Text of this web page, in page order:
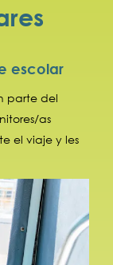
escolar
parte del
as
el viaje y les